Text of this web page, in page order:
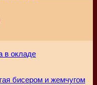
в окладе